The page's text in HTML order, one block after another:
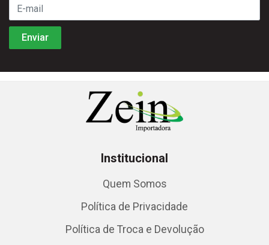
Institucional
Quem Somos
Política de Privacidade
Política de Troca e Devolução